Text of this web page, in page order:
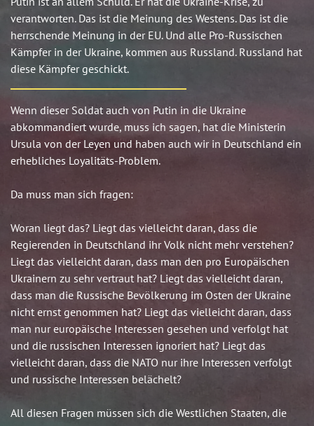
verantworten. Das ist die Meinung des Westens. Das ist die
herrschende Meinung in der EU. Und alle Pro-Russischen
Kämpfer in der Ukraine, kommen aus Russland. Russland hat
diese Kämpfer geschickt.
Wenn dieser Soldat auch von Putin in die Ukraine
abkommandiert wurde, muss ich sagen, hat die Ministerin
Ursula von der Leyen und haben auch wir in Deutschland ein
erhebliches Loyalitäts-Problem.
Da muss man sich fragen:
Woran liegt das? Liegt das vielleicht daran, dass die
Regierenden in Deutschland ihr Volk nicht mehr verstehen?
Liegt das vielleicht daran, dass man den pro Europäischen
Ukrainern zu sehr vertraut hat? Liegt das vielleicht daran,
dass man die Russische Bevölkerung im Osten der Ukraine
nicht ernst genommen hat? Liegt das vielleicht daran, dass
man nur europäische Interessen gesehen und verfolgt hat
und die russischen Interessen ignoriert hat? Liegt das
vielleicht daran, dass die NATO nur ihre Interessen verfolgt
und russische Interessen belächelt?
All diesen Fragen müssen sich die Westlichen Staaten, die